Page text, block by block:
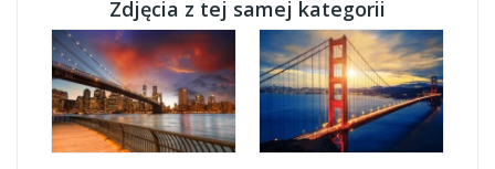
Zdjęcia z tej samej kategorii